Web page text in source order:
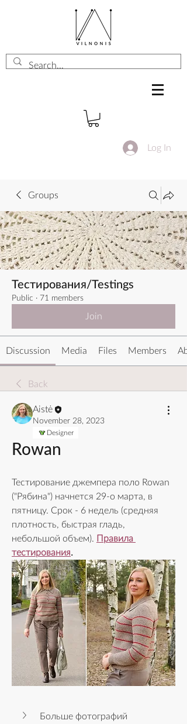
Log In
Groups
Тестирования/Testings
Public · 71 members
Join
Discussion Media Files Members
Back
Aistė
November 28, 2023
Designer
Rowan
Тестирование джемпера поло Rowan
("Рябина") начнется 29-о марта, в
пятницу. Срок - 6 недель (средняя
плотность, быстрая гладь,
небольшой объем). Правила
тестирования.
Больше фотографий